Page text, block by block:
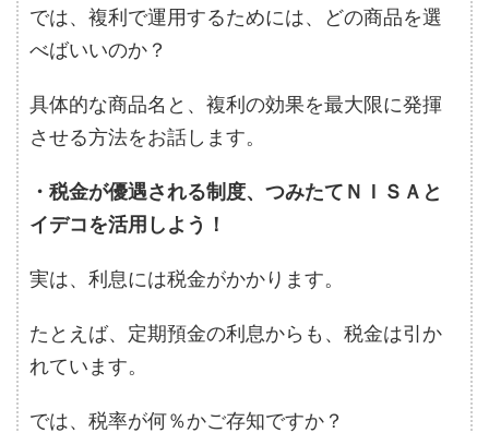
では、複利で運用するためには、どの商品を選
べばいいのか？
具体的な商品名と、複利の効果を最大限に発揮
させる方法をお話します。
・税金が優遇される制度、つみたてＮＩＳＡと
イデコを活用しよう！
実は、利息には税金がかかります。
たとえば、定期預金の利息からも、税金は引か
れています。
では、税率が何％かご存知ですか？